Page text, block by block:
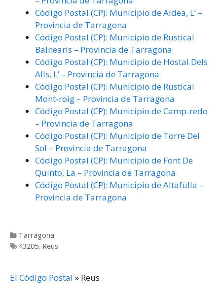
Código Postal (CP): Municipio de Aldea, L’ –
Provincia de Tarragona
Código Postal (CP): Municipio de Rustical
Balnearis – Provincia de Tarragona
Código Postal (CP): Municipio de Hostal Dels
Alls, L’ – Provincia de Tarragona
Código Postal (CP): Municipio de Rustical
Mont-roig – Provincia de Tarragona
Código Postal (CP): Municipio de Camp-redo
– Provincia de Tarragona
Código Postal (CP): Municipio de Torre Del
Sol – Provincia de Tarragona
Código Postal (CP): Municipio de Font De
Quinto, La – Provincia de Tarragona
Código Postal (CP): Municipio de Altafulla –
Provincia de Tarragona
Categorías
Tarragona
Etiquetas
43205, Reus
El Código Postal » Reus